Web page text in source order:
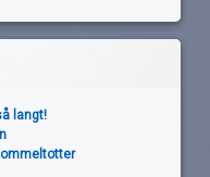
langt!